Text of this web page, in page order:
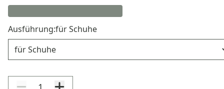
Ausführung:für Schuhe